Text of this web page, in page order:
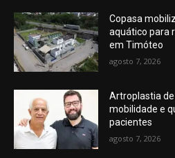
Copasa
aquático para
em Timóteo
agosto 7, 2026
Artroplastia
mobilidade e
pacientes
agosto 7, 2026